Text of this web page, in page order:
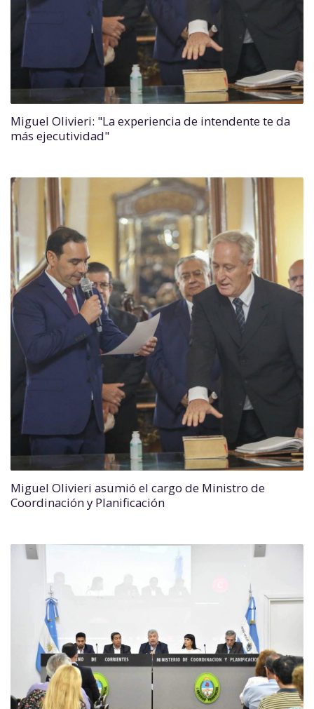
Miguel Olivieri: "La experiencia de intendente te da
más ejecutividad"
Miguel Olivieri asumió el cargo de Ministro de
Coordinación y Planificación